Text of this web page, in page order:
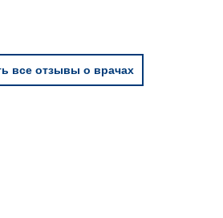
все отзывы о врачах